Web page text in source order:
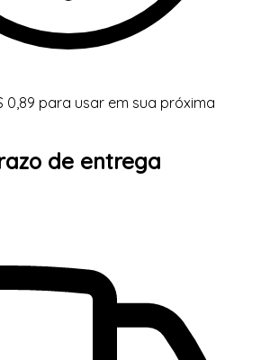
0,89 para usar em sua próxima
de entrega